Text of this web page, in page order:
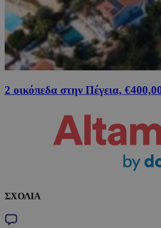
2 οικόπεδα στην Πέγεια,
ΣΧΟΛΙΑ